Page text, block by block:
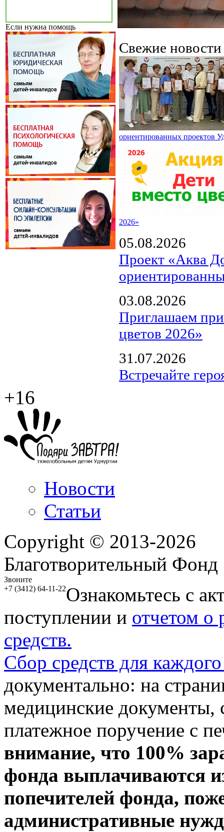
Если нужна помощь
Свежие
ориентированных проектов
2026»
05.08.2026
Проект «Аква
03.08.2026
Приглашаем
цветов 2026»
31.07.2026
Встречайте
+16
Новости
Статьи
Copyright © 2013-2026
Благотворительный
Звоните
+7 (3412) 64-11-22Ознакомьтесь с
поступлении и отчетом о
средств.
Сбор средств для
документально: на
медицинские документы,
платежное поручение с
внимание, что 100%
фонда выплачиваются
попечителей фонда,
административные